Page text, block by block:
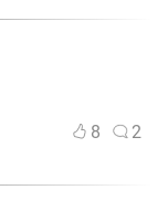
8 2